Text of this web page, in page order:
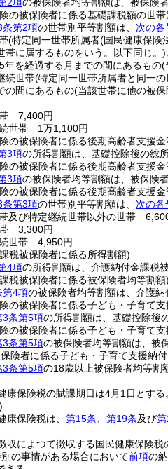
の被保険者に係る基礎課税額の世
条第2項の世帯別平等割額は、 次の各
(特定同一世帯所属者(国民健康保険
帯に属するものをいう。以下同じ。)
年を経過する月までの間にあるもの(
続世帯(特定同一世帯所属者と同一
の間にあるもの(当該世帯に他の被
7,400円
世帯 1万1,100円
の被保険者に係る後期高齢者支援
3項の所得割額は、基礎控除後の総
の被保険者に係る後期高齢者支援
3項の被保険者均等割額は、被保険
の被保険者に係る後期高齢者支援
条第3項の世帯別平等割額は、 次の各
及び特定継続世帯以外の世帯
3,300円
世帯 4,950円
税被保険者に係る所得割額)
4項の所得割額は、介護納付金課税
税被保険者に係る被保険者均等割額)
第4項の被保険者均等割額は、介護
の被保険者に係る子ども・子育て
3条第5項の所得割額は、基礎控除後
の被保険者に係る子ども・子育て
3条第5項の被保険者均等割額は、被
険者に係る子ども・子育て支援納
3条第5項の18歳以上被保険者均等割
康保険税の賦課期日は4月1日とする
康保険税は、 第15条 第19条及び
収によつて徴収する国民健康保険税
の事情がある場合において前項の